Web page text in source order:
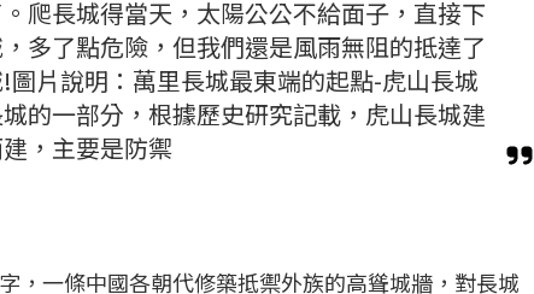
爬長城得當天，太陽公公不給面子，直接下
多了點危險，但我們還是風雨無阻的抵達了
片說明：萬里長城最東端的起點-虎山長城
的一部分，根據歷史研究記載，虎山長城建
，主要是防禦
，一條中國各朝代修築抵禦外族的高聳城牆，對長城